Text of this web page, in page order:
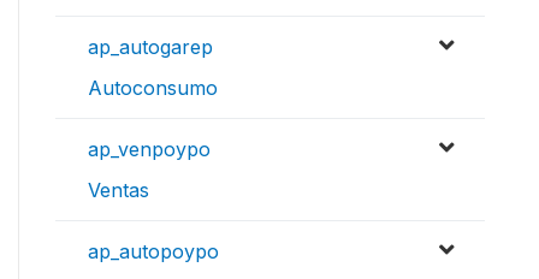
ap_autogarep
Autoconsumo
ap_venpoypo
Ventas
ap_autopoypo